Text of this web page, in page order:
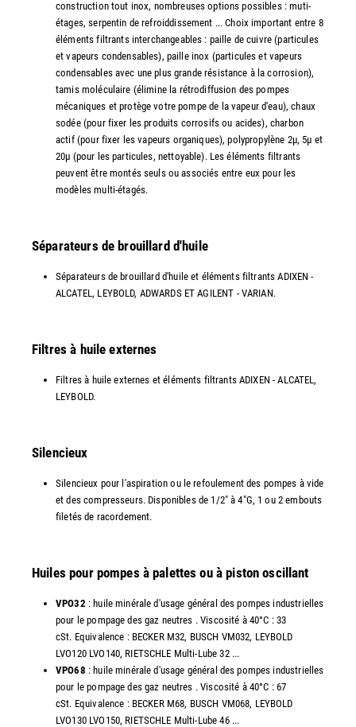
construction tout inox, nombreuses options possibles : muti-
étages, serpentin de refroiddissement ... Choix important entre 8
éléments filtrants interchangeables : paille de cuivre (particules
et vapeurs condensables), paille inox (particules et vapeurs
condensables avec une plus grande résistance à la corrosion),
tamis moléculaire (élimine la rétrodiffusion des pompes
mécaniques et protège votre pompe de la vapeur d'eau), chaux
sodée (pour fixer les produits corrosifs ou acides), charbon
actif (pour fixer les vapeurs organiques), polypropylène 2µ, 5µ et
20µ (pour les particules, nettoyable). Les éléments filtrants
peuvent être montés seuls ou associés entre eux pour les
modèles multi-étagés.
Séparateurs de brouillard d'huile
Séparateurs de brouillard d'huile et éléments filtrants ADIXEN -
ALCATEL, LEYBOLD, ADWARDS ET AGILENT - VARIAN.
Filtres à huile externes
Filtres à huile externes et éléments filtrants ADIXEN - ALCATEL,
LEYBOLD.
Silencieux
Silencieux pour l'aspiration ou le refoulement des pompes à vide
et des compresseurs. Disponibles de 1/2" à 4"G, 1 ou 2 embouts
filetés de racordement.
Huiles pour pompes à palettes ou à piston oscillant
VPO32 : huile minérale d'usage général des pompes industrielles
pour le pompage des gaz neutres . Viscosité à 40°C : 33
cSt. Equivalence : BECKER M32, BUSCH VM032, LEYBOLD
LVO120 LVO140, RIETSCHLE Multi-Lube 32 ...
VPO68 : huile minérale d'usage général des pompes industrielles
pour le pompage des gaz neutres . Viscosité à 40°C : 67
cSt. Equivalence : BECKER M68, BUSCH VM068, LEYBOLD
LVO130 LVO150, RIETSCHLE Multi-Lube 46 ...